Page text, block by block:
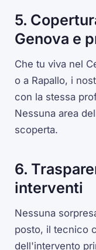
5.
Genova e
Che tu viva nel
o a Rapallo, i
con la stessa
Nessuna area
scoperta.
6.
interventi
Nessuna
posto, il tecnico
dell'intervento